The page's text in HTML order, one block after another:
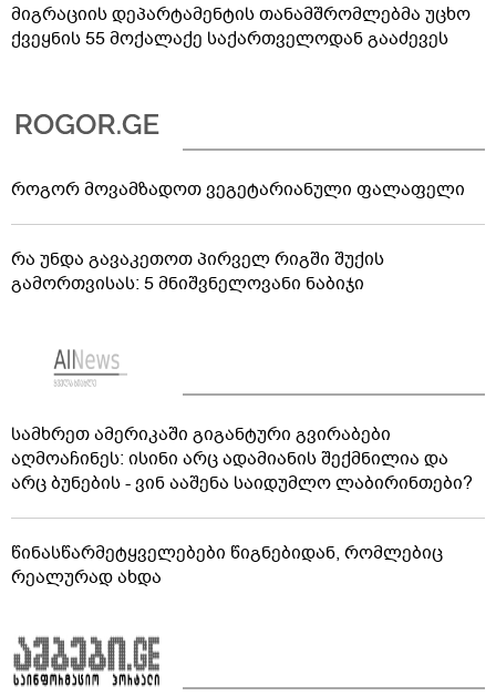
მიგრაციის დეპარტამენტის თანამშრომლებმა უცხო
ქვეყნის 55 მოქალაქე საქართველოდან გააძევეს
როგორ მოვამზადოთ ვეგეტარიანული ფალაფელი
რა უნდა გავაკეთოთ პირველ რიგში შუქის
გამორთვისას: 5 მნიშვნელოვანი ნაბიჯი
სამხრეთ ამერიკაში გიგანტური გვირაბები
აღმოაჩინეს: ისინი არც ადამიანის შექმნილია და
არც ბუნების - ვინ ააშენა საიდუმლო ლაბირინთები?
წინასწარმეტყველებები წიგნებიდან, რომლებიც
რეალურად ახდა